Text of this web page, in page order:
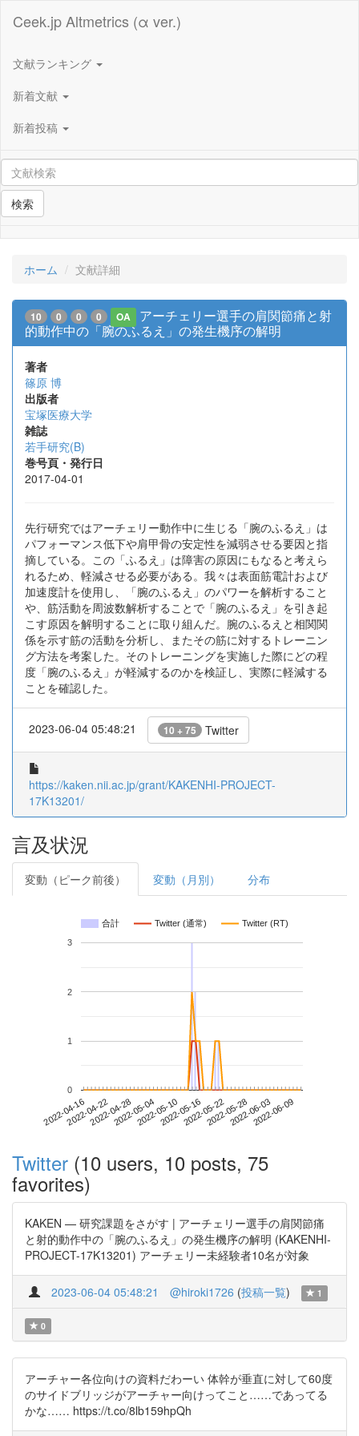
Ceek.jp Altmetrics (α ver.)
文献ランキング
新着文献
新着投稿
検索
ホーム 文献詳細
10 0 0 0 OA
アーチェリー選手の肩関節痛と射
的動作中の「腕のふるえ」の発生機序の解明
著者
篠原 博
出版者
宝塚医療大学
雑誌
若手研究(B)
巻号頁・発行日
2017-04-01
先行研究ではアーチェリー動作中に生じる「腕のふるえ」は
パフォーマンス低下や肩甲骨の安定性を減弱させる要因と指
摘している。この「ふるえ」は障害の原因にもなると考えら
れるため、軽減させる必要がある。我々は表面筋電計および
加速度計を使用し、「腕のふるえ」のパワーを解析すること
や、筋活動を周波数解析することで「腕のふるえ」を引き起
こす原因を解明することに取り組んだ。腕のふるえと相関関
係を示す筋の活動を分析し、またその筋に対するトレーニン
グ方法を考案した。そのトレーニングを実施した際にどの程
度「腕のふるえ」が軽減するのかを検証し、実際に軽減する
ことを確認した。
2023-06-04 05:48:21 10 + 75 Twitter
https://kaken.nii.ac.jp/grant/KAKENHI-PROJECT-
17K13201/
言及状況
変動（ピーク前後） 変動（月別） 分布
合計 Twitter (通常) Twitter (RT)
2022-04-162022-04-222022-04-282022-05-042022-05-102022-05-162022-05-222022-05-282022-06-032022-06-09
0
1
2
3
Twitter (10 users, 10 posts, 75
favorites)
KAKEN — 研究課題をさがす | アーチェリー選手の肩関節痛
と射的動作中の「腕のふるえ」の発生機序の解明 (KAKENHI-
PROJECT-17K13201) アーチェリー未経験者10名が対象
2023-06-04 05:48:21 @hiroki1726 (投稿一覧) 1
0
アーチャー各位向けの資料だわーい 体幹が垂直に対して60度
のサイドブリッジがアーチャー向けってこと……であってる
かな…… https://t.co/8lb159hpQh